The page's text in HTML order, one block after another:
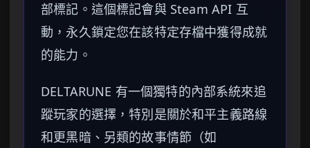
部標記。這個標記會與 Steam API 互
動，永久鎖定您在該特定存檔中獲得成就
的能力。
DELTARUNE 有一個獨特的內部系統來追
蹤玩家的選擇，特別是關於和平主義路線
和更黑暗、另類的故事情節（如